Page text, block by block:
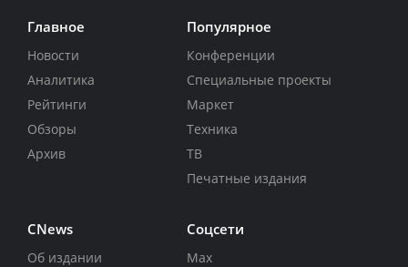
Главное
Новости
Аналитика
Рейтинги
Обзоры
Архив
Популярное
Конференции
Специальные проекты
Маркет
Техника
ТВ
Печатные издания
CNews
Об издании
Соцсети
Max